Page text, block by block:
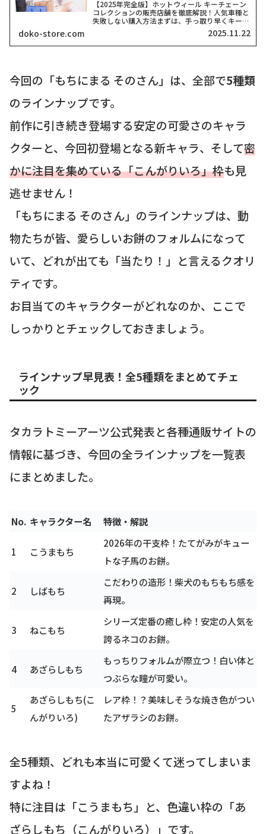
【2025年完全版】ホットウィール キーチェーン
コレクションの販売店舗を徹底解説！人気車種と
失敗しない購入方法まずは、手っ取り早くキーチ
ェーンを探したい方のために、主要なオンライン
ショップ情報をご紹介します！ 皆さん、こんに
ちは！この記事を...
doko-store.com 2025.11.22
今回の「もちにまる そのさん」は、全部で5種類
のラインナップです。
前作に引き続き登場する安定の可愛さのキャラ
クターと、今回初登場となる新キャラ、そして密
かに注目を集めている「こんがりいろ」枠も見
逃せません！
「もちにまる そのさん」のラインナップは、動
物たちが皆、愛らしいお餅のフォルムになって
いて、どれが出ても「当たり！」と言えるクオリ
ティです。
お目当てのキャラクターがどれなのか、ここで
しっかりとチェックしておきましょう。
ラインナップ早見表！全5種類をまとめてチェ
ック
タカラトミーアーツ公式発表と各種通販サイトの
情報に基づき、今回の全ラインナップを一覧表
にまとめました。
No. キャラクター名 特徴・解説
1 こうまもち
2026年の干支枠！たてがみがキュー
トな子馬のお餅。
2 しばもち
こだわりの造形！柴犬のもちもち感を
再現。
3 ねこもち
シリーズ定番の癒し枠！安定の人気を
誇るネコのお餅。
4 あざらしもち
もっちりフォルムが際立つ！白い体と
つぶらな瞳が可愛い。
5
あざらしもち(こ
んがりいろ)
レア枠！？美味しそうな焼き色がつい
たアザラシのお餅。
全5種類、どれも本当に可愛くて迷ってしまいま
すよね！
特に注目は「こうまもち」と、色違い枠の「あ
ざらしもち（こんがりいろ）」です。